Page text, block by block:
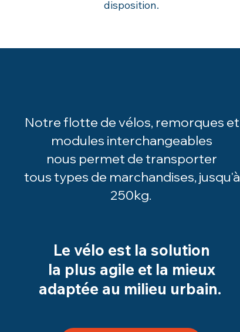
disposition.
Notre flotte de vélos, remorques et
modules interchangeables
nous permet de transporter
tous types de marchandises, jusqu'à
250kg.
Le vélo est la solution
la plus agile et la mieux
adaptée au milieu urbain.